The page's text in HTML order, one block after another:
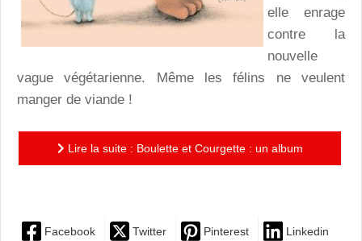
elle enrage
contre la
nouvelle
vague végétarienne. Même les félins ne veulent
manger de viande !
Lire la suite : Boulette et Courgette : un album
Facebook Twitter Pinterest Linkedin